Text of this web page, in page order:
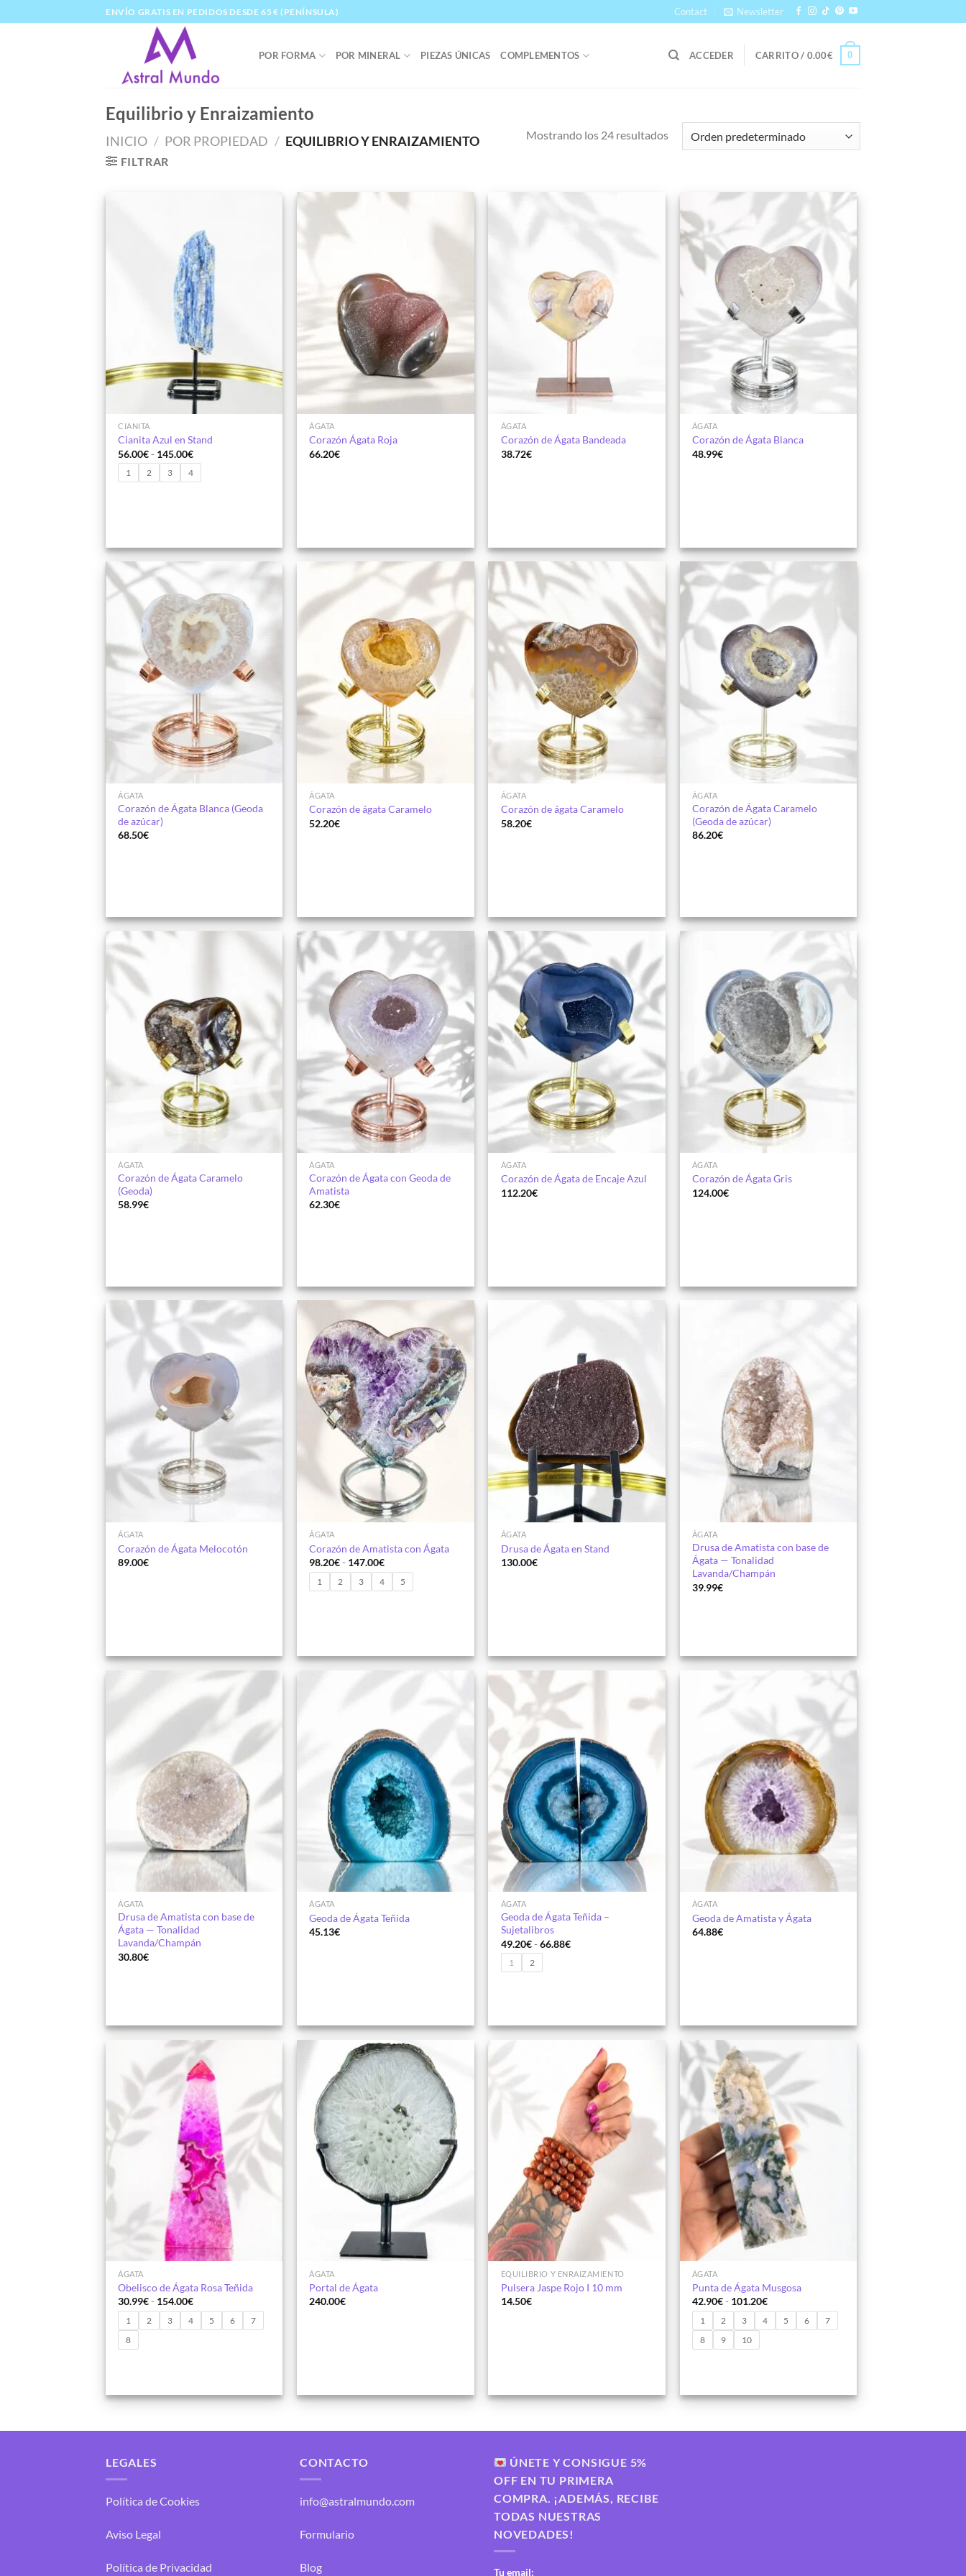
al
ENVÍO GRATIS EN PEDIDOS DESDE 65 € (PENÍNSULA) Contact Newsletter
POR FORMA POR MINERAL PIEZAS ÚNICAS COMPLEMENTOS ACCEDER CARRITO / 0.00€ 0
Equilibrio y Enraizamiento
INICIO / POR PROPIEDAD / EQUILIBRIO Y ENRAIZAMIENTO
FILTRAR
Mostrando los 24 resultados
CIANITA
Cianita Azul en Stand
56.00€- 145.00€Rango
de
precios:
desde
1 2 3 4
ÁGATA
Corazón Ágata Roja
66.20€
ÁGATA
Corazón de Ágata Bandeada
38.72€
deseos
ÁGATA
Corazón de Ágata Blanca
48.99€
ÁGATA
Corazón de Ágata Blanca (Geoda
de azúcar)
68.50€
deseos
ÁGATA
Corazón de ágata Caramelo
52.20€
lista de
deseos
ÁGATA
Corazón de ágata Caramelo
58.20€
ÁGATA
Corazón de Ágata Caramelo
(Geoda de azúcar)
86.20€
ÁGATA
Corazón de Ágata Caramelo
(Geoda)
58.99€
lista de
deseos
ÁGATA
Corazón de Ágata con Geoda de
Amatista
62.30€
Añadir
lista de
deseos
ÁGATA
Corazón de Ágata de Encaje Azul
112.20€
Añadir
lista de
deseos
ÁGATA
Corazón de Ágata Gris
124.00€
ÁGATA
Corazón de Ágata Melocotón
89.00€
Añadir
a la
lista de
deseos
ÁGATA
Corazón de Amatista con Ágata
98.20€- 147.00€Rango
de
precios:
desde
1 2 3 4 5
ÁGATA
Drusa de Ágata en Stand
130.00€
ÁGATA
Drusa de Amatista con base de
Ágata — Tonalidad
Lavanda/Champán
39.99€
Añadir
lista de
deseos
ÁGATA
Drusa de Amatista con base de
Ágata — Tonalidad
Lavanda/Champán
30.80€
ÁGATA
Geoda de Ágata Teñida
45.13€
Añadir
ÁGATA
Geoda de Ágata Teñida –
Sujetalibros
49.20€ - 66.88€Rango
1 2
Añadir
ÁGATA
Geoda de Amatista y Ágata
64.88€
a la
lista de
deseos
ÁGATA
Obelisco de Ágata Rosa Teñida
30.99€- 154.00€Rango
de
precios:
desde
1 2 3 4 5 6
7
8
Añadir
a la
lista de
deseos
ÁGATA
Portal de Ágata
240.00€
lista de
deseos
EQUILIBRIO Y ENRAIZAMIENTO
Pulsera Jaspe Rojo I 10 mm
14.50€
deseos
ÁGATA
Punta de Ágata Musgosa
42.90€- 101.20€Rango
de
precios:
desde
1 2 3 4 5 6
7
8
9 10
LEGALES
Política de Cookies
Aviso Legal
Política de Privacidad
CONTACTO
info@astralmundo.com
Formulario
Blog
ÚNETE Y CONSIGUE 5%
OFF EN TU PRIMERA
COMPRA. ¡ADEMÁS, RECIBE
TODAS NUESTRAS
NOVEDADES!
Tu email: